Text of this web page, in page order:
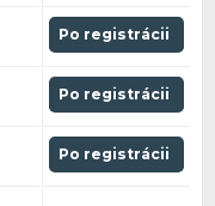
Po registrácii
Po registrácii
Po registrácii